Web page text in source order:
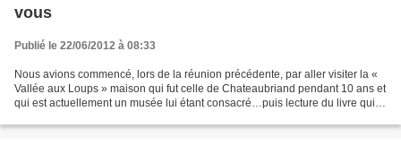
vous
Publié le 22/06/2012 à 08:33
Nous avions commencé, lors de la réunion précédente, par aller visiter la «
Vallée aux Loups » maison qui fut celle de Chateaubriand pendant 10 ans et
qui est actuellement un musée lui étant consacré…puis lecture du livre qui